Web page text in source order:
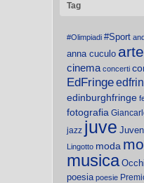
Tag
#Olimpiadi #Sport
anna cuculo arte
cinema concerti
EdFringe
edinburghfringe
fotografia
jazz juve
Lingotto moda
musica
poesia poesie